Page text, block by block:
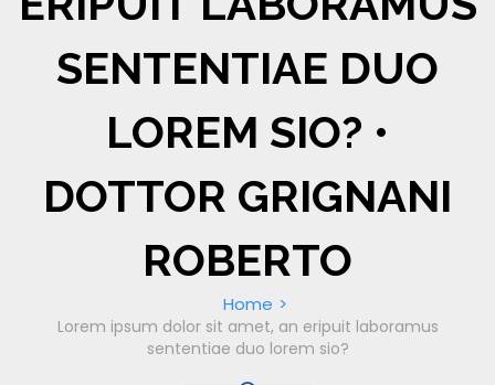
SENTENTIAE DUO
LOREM SIO? •
DOTTOR GRIGNANI
ROBERTO
Home
Lorem ipsum dolor sit amet, an eripuit laboramus
sententiae duo lorem sio?